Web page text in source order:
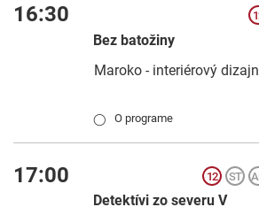
16:30
Bez batožiny
Maroko - interiérový dizajn
◯ O programe
17:00
Detektívi zo severu V